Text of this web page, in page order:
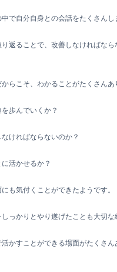
で自分自身との会話をたくさんし
返ることで、改善しなければなら
らこそ、わかることがたくさんあ
歩んでいくか？
ければならないのか？
活かせるか？
も気付くことができたようです。
っかりとやり遂げたことも大切な
かすことができる場面がたくさん